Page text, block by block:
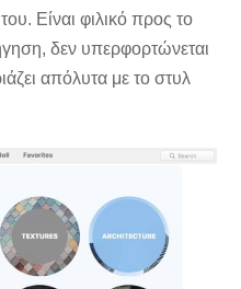
Είναι φιλικό προς το
δεν υπερφορτώνεται
απόλυτα με το στυλ